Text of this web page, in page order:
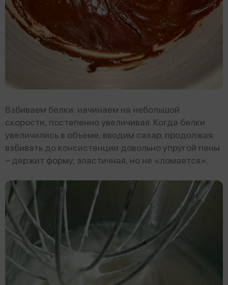
Взбиваем белки: начинаем на небольшой
скорости, постепенно увеличивая. Когда белки
увеличились в объёме, вводим сахар, продолжая
взбивать до консистенции довольно упругой пены
– держит форму, эластичная, но не «ломается».